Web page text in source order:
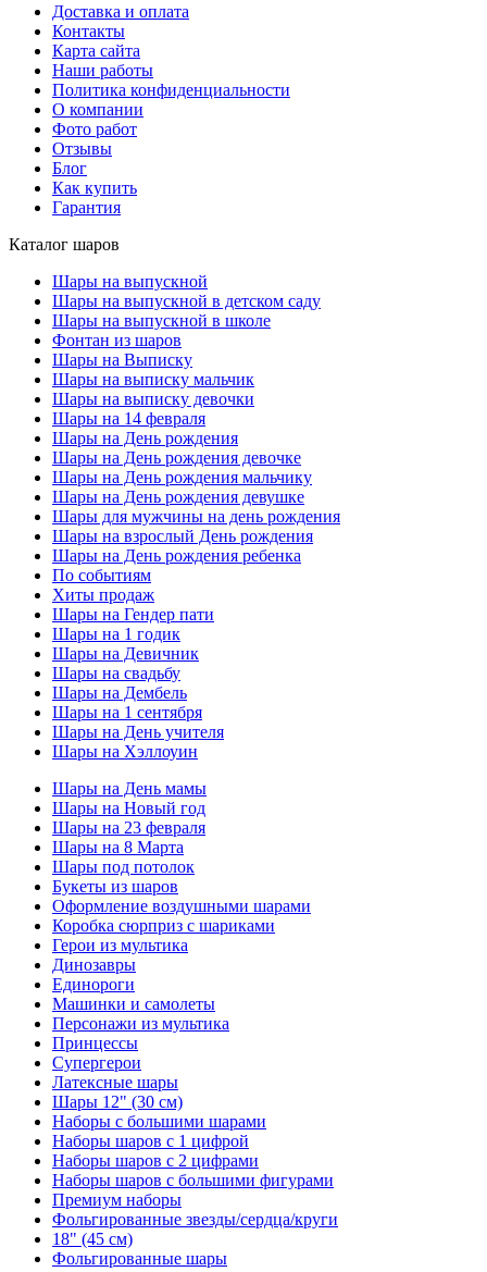
Доставка и оплата
Контакты
Карта сайта
Наши работы
Политика конфиденциальности
О компании
Фото работ
Отзывы
Блог
Как купить
Гарантия
Каталог шаров
Шары на выпускной
Шары на выпускной в детском саду
Шары на выпускной в школе
Фонтан из шаров
Шары на Выписку
Шары на выписку мальчик
Шары на выписку девочки
Шары на 14 февраля
Шары на День рождения
Шары на День рождения девочке
Шары на День рождения мальчику
Шары на День рождения девушке
Шары для мужчины на день рождения
Шары на взрослый День рождения
Шары на День рождения ребенка
По событиям
Хиты продаж
Шары на Гендер пати
Шары на 1 годик
Шары на Девичник
Шары на свадьбу
Шары на Дембель
Шары на 1 сентября
Шары на День учителя
Шары на Хэллоуин
Шары на День мамы
Шары на Новый год
Шары на 23 февраля
Шары на 8 Марта
Шары под потолок
Букеты из шаров
Оформление воздушными шарами
Коробка сюрприз с шариками
Герои из мультика
Динозавры
Единороги
Машинки и самолеты
Персонажи из мультика
Принцессы
Супергерои
Латексные шары
Шары 12" (30 см)
Наборы с большими шарами
Наборы шаров с 1 цифрой
Наборы шаров с 2 цифрами
Наборы шаров с большими фигурами
Премиум наборы
Фольгированные звезды/сердца/круги
18" (45 см)
Фольгированные шары